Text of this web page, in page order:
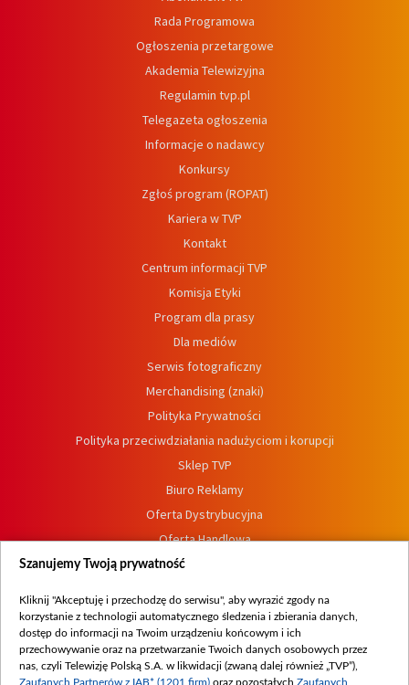
Rada Programowa
Ogłoszenia przetargowe
Akademia Telewizyjna
Regulamin tvp.pl
Telegazeta ogłoszenia
Informacje o nadawcy
Konkursy
Zgłoś program (ROPAT)
Kariera w TVP
Kontakt
Centrum informacji TVP
Komisja Etyki
Program dla prasy
Dla mediów
Serwis fotograficzny
Merchandising (znaki)
Polityka Prywatności
Polityka przeciwdziałania nadużyciom i korupcji
Sklep TVP
Biuro Reklamy
Oferta Dystrybucyjna
Oferta Handlowa
Dostępność
Procedura zgłoszeń wewnętrznych
Szanujemy Twoją prywatność
Kliknij "Akceptuję i przechodzę do serwisu", aby wyrazić zgody na
korzystanie z technologii automatycznego śledzenia i zbierania danych,
dostęp do informacji na Twoim urządzeniu końcowym i ich
przechowywanie oraz na przetwarzanie Twoich danych osobowych przez
nas, czyli Telewizję Polską S.A. w likwidacji (zwaną dalej również „TVP”),
Zaufanych Partnerów z IAB* (1201 firm) oraz pozostałych Zaufanych